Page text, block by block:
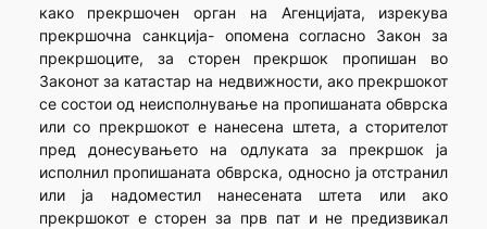
како прекршочен орган на Агенцијата, изрекува
прекршочна санкција- опомена согласно Закон за
прекршоците, за сторен прекршок пропишан во
Законот за катастар на недвижности, ако прекршокот
се состои од неисполнување на пропишаната обврска
или со прекршокот е нанесена штета, а сторителот
пред донесувањето на одлуката за прекршок ја
исполнил пропишаната обврска, односно ја отстранил
или ја надоместил нанесената штета или ако
прекршокот е сторен за прв пат и не предизвикал